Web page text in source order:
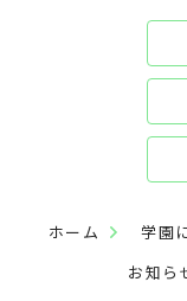
ホーム 学園
お知ら